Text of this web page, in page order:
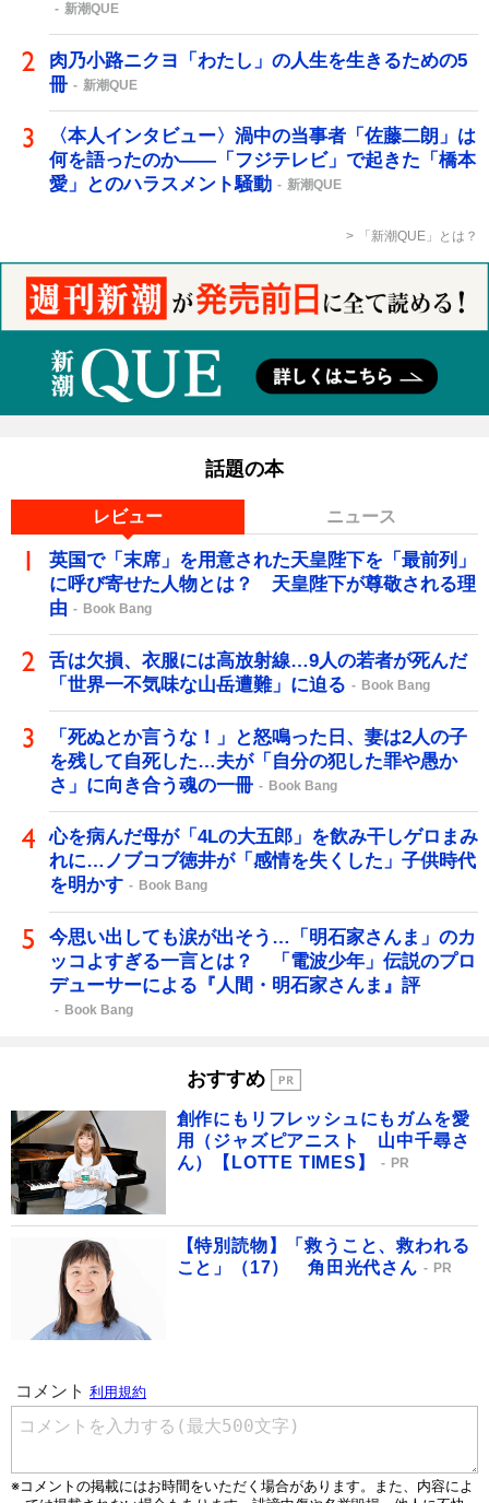
新潮QUE
肉乃小路ニクヨ「わたし」の人生を生きるための5
冊
新潮QUE
〈本人インタビュー〉渦中の当事者「佐藤二朗」は
何を語ったのか――「フジテレビ」で起きた「橋本
愛」とのハラスメント騒動
新潮QUE
「新潮QUE」とは？
話題の本
レビュー ニュース
英国で「末席」を用意された天皇陛下を「最前列」
に呼び寄せた人物とは？ 天皇陛下が尊敬される理
由
Book Bang
舌は欠損、衣服には高放射線…9人の若者が死んだ
「世界一不気味な山岳遭難」に迫る
Book Bang
「死ぬとか言うな！」と怒鳴った日、妻は2人の子
を残して自死した…夫が「自分の犯した罪や愚か
さ」に向き合う魂の一冊
Book Bang
心を病んだ母が「4Lの大五郎」を飲み干しゲロまみ
れに…ノブコブ徳井が「感情を失くした」子供時代
を明かす
Book Bang
今思い出しても涙が出そう…「明石家さんま」のカ
ッコよすぎる一言とは？ 「電波少年」伝説のプロ
デューサーによる『人間・明石家さんま』評
Book Bang
おすすめ
創作にもリフレッシュにもガムを愛
用（ジャズピアニスト 山中千尋さ
ん）【LOTTE TIMES】
PR
【特別読物】「救うこと、救われる
こと」（17） 角田光代さん
PR